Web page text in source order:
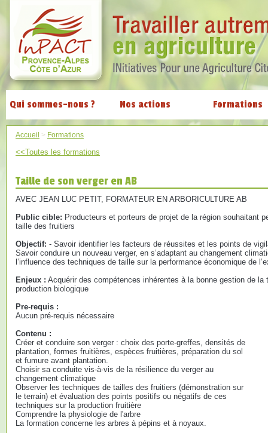
Qui sommes-nous ? Nos actions Formations
Accueil > Formations
<<Toutes les formations
Taille de son verger en AB
AVEC JEAN LUC PETIT, FORMATEUR EN ARBORICULTURE AB
Public cible: Producteurs et porteurs de projet de la région souhaitant
taille des fruitiers
Objectif: - Savoir identifier les facteurs de réussites et les points de
Savoir conduire un nouveau verger, en s’adaptant au changement
l’influence des techniques de taille sur la performance économique de
Enjeux : Acquérir des compétences inhérentes à la bonne gestion de la
production biologique
Pre-requis :
Aucun pré-requis nécessaire
Contenu :
Créer et conduire son verger : choix des porte-greffes, densités de
plantation, formes fruitières, espèces fruitières, préparation du sol
et fumure avant plantation.
Choisir sa conduite vis-à-vis de la résilience du verger au
changement climatique
Observer les techniques de tailles des fruitiers (démonstration sur
le terrain) et évaluation des points positifs ou négatifs de ces
techniques sur la production fruitière
Comprendre la physiologie de l'arbre
La formation concerne les arbres à pépins et à noyaux.